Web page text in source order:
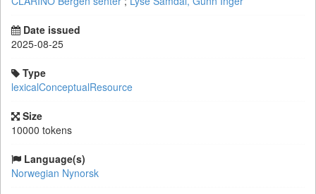
Date issued
2025-08-25
Type
lexicalConceptualResource
Size
10000 tokens
Language(s)
Norwegian Nynorsk